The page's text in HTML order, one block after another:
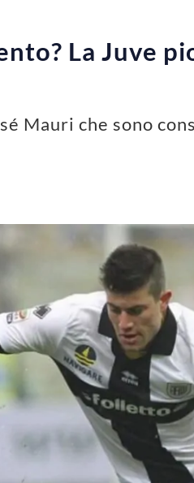
La Juve
Mauri che sono